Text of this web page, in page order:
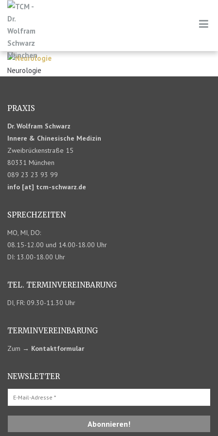
Neurologie
PRAXIS
Dr. Wolfram Schwarz
Innere & Chinesische Medizin
Zweibrückenstraße 15
80331 München
089 23 23 93 99
info [at] tcm-schwarz.de
SPRECHZEITEN
MO, MI, DO:
08.15-12.00 und 14.00-18.00 Uhr
DI: 13.00-18.00 Uhr
TEL. TERMIN­VEREINBARUNG
DI, FR: 09.30-11.30 Uhr
TERMIN­VEREINBARUNG
Zum → Kontaktformular
NEWSLETTER